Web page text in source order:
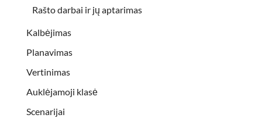
Rašto darbai ir jų aptarimas
Kalbėjimas
Planavimas
Vertinimas
Auklėjamoji klasė
Scenarijai